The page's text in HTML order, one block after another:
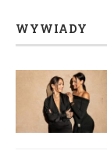
WYWIADY